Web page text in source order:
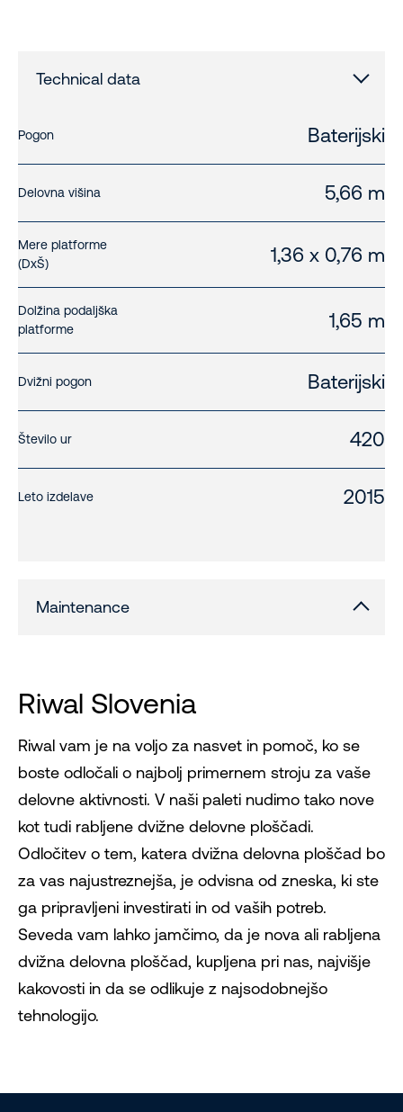
Technical data
Pogon Baterijski
Delovna višina 5,66 m
Mere platforme
(DxŠ)
1,36 x 0,76 m
Dolžina podaljška
platforme
1,65 m
Dvižni pogon Baterijski
Število ur 420
Leto izdelave 2015
Maintenance
Riwal Slovenia
Riwal vam je na voljo za nasvet in pomoč, ko se
boste odločali o najbolj primernem stroju za vaše
delovne aktivnosti. V naši paleti nudimo tako nove
kot tudi rabljene dvižne delovne ploščadi.
Odločitev o tem, katera dvižna delovna ploščad bo
za vas najustreznejša, je odvisna od zneska, ki ste
ga pripravljeni investirati in od vaših potreb.
Seveda vam lahko jamčimo, da je nova ali rabljena
dvižna delovna ploščad, kupljena pri nas, najvišje
kakovosti in da se odlikuje z najsodobnejšo
tehnologijo.